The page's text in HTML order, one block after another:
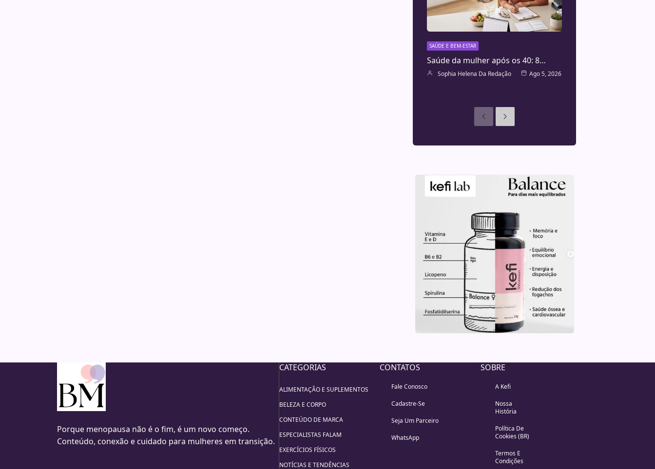
SAÚDE E BEM-ESTAR
Saúde da mulher após os 40: 8…
Sophia Helena Da Redação Ago 5, 2026
AnterioresSeguinte
Porque menopausa não é o fim, é um novo começo.
Conteúdo, conexão e cuidado para mulheres em transição.
CATEGORIAS
ALIMENTAÇÃO E SUPLEMENTOS
BELEZA E CORPO
CONTEÚDO DE MARCA
ESPECIALISTAS FALAM
EXERCÍCIOS FÍSICOS
NOTÍCIAS E TENDÊNCIAS
CONTATOS
Fale Conosco
Cadastre-Se
Seja Um Parceiro
WhatsApp
SOBRE
A Kefi
Nossa
História
Política De
Cookies (BR)
Termos E
Condições